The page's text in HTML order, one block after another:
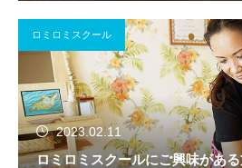
ロミロミスクール
2023.02.11
ロミロミスクールにご興味があ